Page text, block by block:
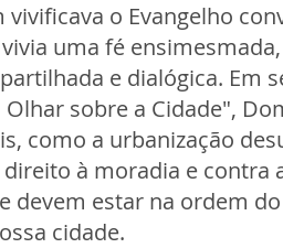
vivificava o Evangelho
uma fé
e dialógica. Em
sobre a Cidade",
como a urbanização
à moradia e contra
devem estar na ordem
cidade.